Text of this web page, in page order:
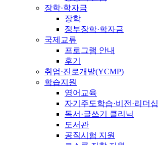
장학·학자금
장학
정부장학·학자금
국제교류
프로그램 안내
후기
취업·진로개발(YCMP)
학습지원
영어교육
자기주도학습·비전·리더십
독서·글쓰기 클리닉
도서관
공직시험 지원